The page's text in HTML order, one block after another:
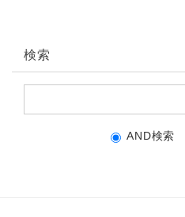
検索
AND検索